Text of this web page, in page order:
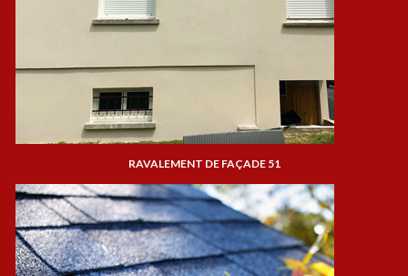
RAVALEMENT DE FAÇADE 51